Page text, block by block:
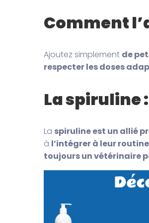
Comment
Ajoutez simplement de
respecter les doses
La spiruline
La spiruline est un allié
à l’intégrer à leur
toujours un vétérinaire